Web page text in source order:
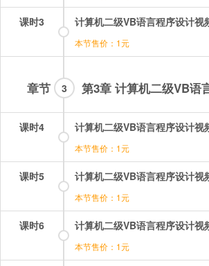
课时3
本节售价：1元
章节 3
课时4
本节售价：1元
课时5
本节售价：1元
课时6
本节售价：1元